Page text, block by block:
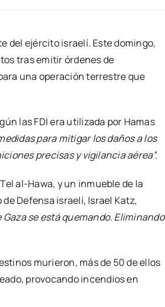
del ejército israelí. Este domingo,
tras emitir órdenes de
una operación terrestre que
las FDI era utilizada por Hamas
para mitigar los daños a los
precisas y vigilancia aérea”.
al-Hawa, y un inmueble de la
Defensa israelí, Israel Katz,
Gaza se está quemando. Eliminando
murieron, más de 50 de ellos
provocando incendios en